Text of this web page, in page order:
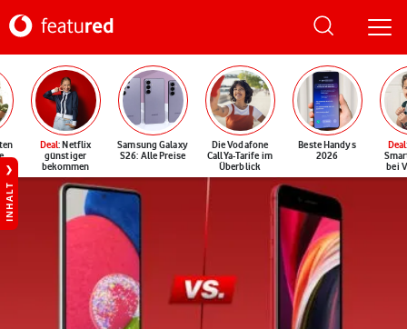
Deal: Netflix
günstiger
bekommen
Samsung Galaxy
S26: Alle Preise
Die Vodafone
CallYa-Tarife im
Überblick
Beste Handys
2026
Deal
bei
INHALT